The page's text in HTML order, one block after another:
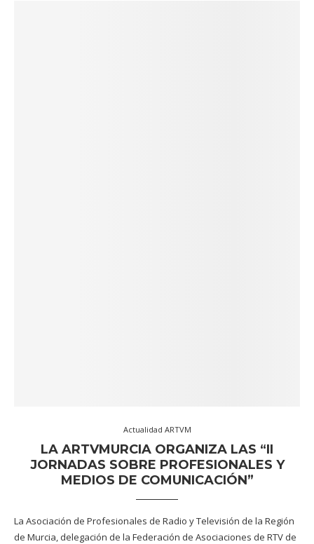
Actualidad ARTVM
LA ARTVMURCIA ORGANIZA LAS “II
JORNADAS SOBRE PROFESIONALES Y
MEDIOS DE COMUNICACIÓN”
La Asociación de Profesionales de Radio y Televisión de la Región
de Murcia, delegación de la Federación de Asociaciones de RTV de